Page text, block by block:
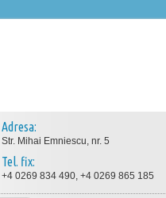
Adresa:
Str. Mihai Emniescu, nr. 5
Tel. fix:
+4 0269 834 490, +4 0269 865 185